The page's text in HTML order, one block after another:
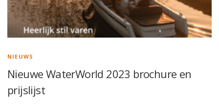
NIEUWS
Nieuwe WaterWorld 2023 brochure en
prijslijst